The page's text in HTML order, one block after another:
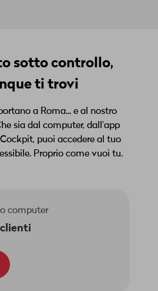
sotto controllo,
ti trovi
a Roma... e al nostro
sia dal computer, dall'app
puoi accedere al tuo
Proprio come vuoi tu.
computer